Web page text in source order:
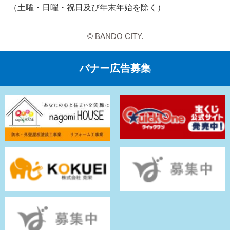
（土曜・日曜・祝日及び年末年始を除く）
© BANDO CITY.
バナー広告募集